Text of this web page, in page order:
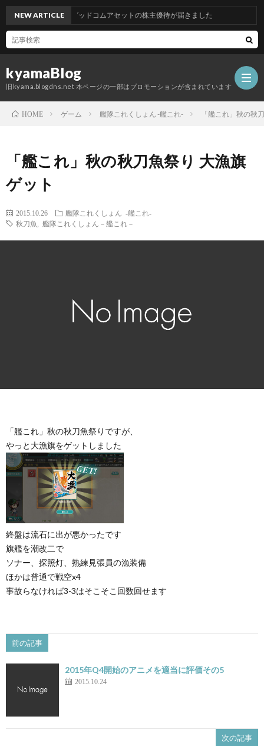
kyamaBlog
旧kyama.blogdns.net 本ページの一部はプロモーションが含まれています
NEW ARTICLEグッドコムアセットの株主優待が届きました
HOME ゲーム 艦隊これくしょん -艦これ- 「艦これ」秋の秋
「艦これ」秋の秋刀魚祭り 大漁旗
ゲット
2015.10.26
艦隊これくしょん -艦これ-
秋刀魚
艦隊これくしょん－艦これ－
「艦これ」秋の秋刀魚祭りですが、
やっと大漁旗をゲットしました
終盤は流石に出が悪かったです
旗艦を潮改二で
ソナー、探照灯、熟練見張員の漁装備
ほかは普通で戦空x4
事故らなければ3-3はそこそこ回数回せます
前の記事
2015年Q4開始のアニメを適当に評価その5
2015.10.24
次の記事